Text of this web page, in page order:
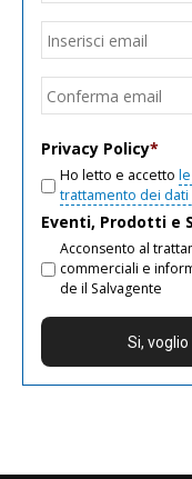
Email
Privacy Policy*
Ho letto e accetto
trattamento dei dati
Eventi, Prodotti e
Acconsento al
commerciali e
de il Salvagente